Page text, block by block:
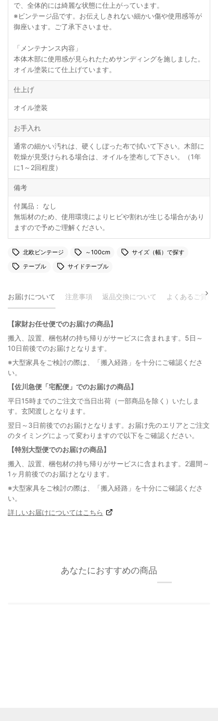
で、全体的には綺麗な状態に仕上がっています。
※ビンテージ品です。お伝えしきれない細かい傷や使用感等が
御座います。ご了承下さいませ。
「メンテナンス内容」
本体木部に使用感が見られたためサンディングを施しました。
オイル塗装にて仕上げています。
仕上げ
オイル塗装
お手入れ
通常の細かい汚れは、硬くしぼった布で拭いて下さい。木部に
乾燥が見受けられる場合は、オイルを塗布して下さい。（1年
に1～2回程度）
備考
付属品： なし
無垢材のため、使用環境によりヒビや割れが生じる場合があり
ますので予めご理解ください。
北欧ビンテージ ～100cm
サイズ（幅）で探す
テーブル
サイドテーブル
お届けについて 注意事項 返品交換について よくあるご質問
【家財お任せ便でのお届けの商品】
搬入、設置、梱包材の持ち帰りがサービスに含まれます。5日～
10日前後でのお届けとなります。
※大型家具をご検討の際は、「搬入経路」を十分にご確認くださ
い。
【佐川急便「宅配便」でのお届けの商品】
平日15時までのご注文で当日出荷（一部商品を除く）いたしま
す。玄関渡しとなります。
翌日～3日前後でのお届けとなります。お届け先のエリアとご注文
のタイミングによって変わりますので以下をご確認ください。
【特別大型便でのお届けの商品】
搬入、設置、梱包材の持ち帰りがサービスに含まれます。2週間～
1ヶ月前後でのお届けとなります。
※大型家具をご検討の際は、「搬入経路」を十分にご確認くださ
い。
詳しいお届けについてはこちら
あなたにおすすめの商品